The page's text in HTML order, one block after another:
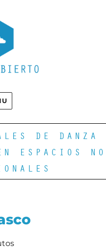
DE DANZA
ESPACIOS NO